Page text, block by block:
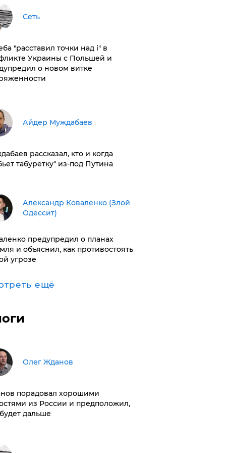
Сеть
"расставил точки над і" в
Украины с Польшей и
о новом витке
Айдер Муждабаев
рассказал, кто и когда
табуретку" из-под Путина
Александр Коваленко (Злой
Одессит)
предупредил о планах
и объяснил, как противостоять
угрозе
ещё
Олег Жданов
порадовал хорошими
из России и предположил,
дальше